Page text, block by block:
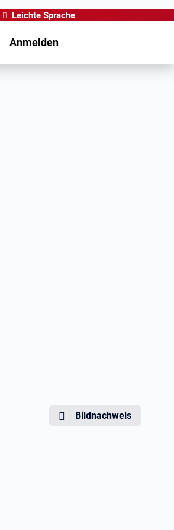
Leichte Sprache
Anmelden
Bildnachweis